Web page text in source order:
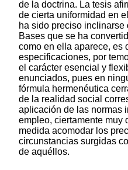
de la doctrina. La tesis
de cierta uniformidad en
ha sido preciso
Bases que se ha
como en ella aparece, es
especificaciones, por
el carácter esencial y
enunciados, pues en
fórmula hermenéutica
de la realidad social
aplicación de las normas
empleo, ciertamente muy
medida acomodar los
circunstancias surgidas
de aquéllos.